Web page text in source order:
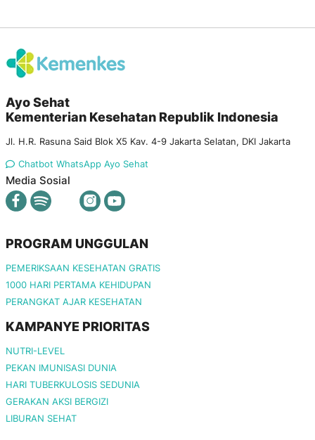
Ayo Sehat
Kementerian Kesehatan Republik Indonesia
Jl. H.R. Rasuna Said Blok X5 Kav. 4-9 Jakarta Selatan, DKI Jakarta
Chatbot WhatsApp Ayo Sehat
Media Sosial
PROGRAM UNGGULAN
PEMERIKSAAN KESEHATAN GRATIS
1000 HARI PERTAMA KEHIDUPAN
PERANGKAT AJAR KESEHATAN
KAMPANYE PRIORITAS
NUTRI-LEVEL
PEKAN IMUNISASI DUNIA
HARI TUBERKULOSIS SEDUNIA
GERAKAN AKSI BERGIZI
LIBURAN SEHAT